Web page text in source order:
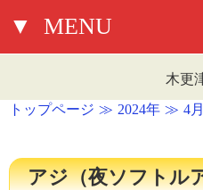
▼ MENU
木更
トップページ 2024年 4月
アジ（夜ソフトル